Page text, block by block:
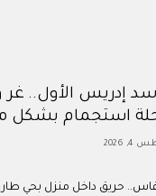
إدريس الأول..
استجمام بشكل
2026
حريق داخل منزل بحي